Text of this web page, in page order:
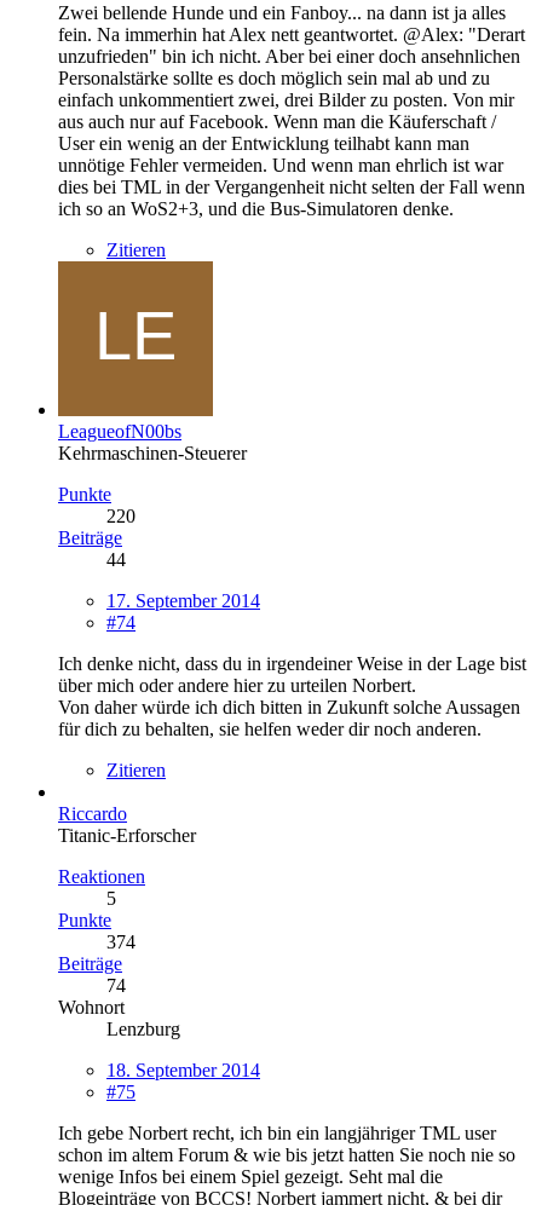
Zwei bellende Hunde und ein Fanboy... na dann ist ja alles
fein. Na immerhin hat Alex nett geantwortet. @Alex: "Derart
unzufrieden" bin ich nicht. Aber bei einer doch ansehnlichen
Personalstärke sollte es doch möglich sein mal ab und zu
einfach unkommentiert zwei, drei Bilder zu posten. Von mir
aus auch nur auf Facebook. Wenn man die Käuferschaft /
User ein wenig an der Entwicklung teilhabt kann man
unnötige Fehler vermeiden. Und wenn man ehrlich ist war
dies bei TML in der Vergangenheit nicht selten der Fall wenn
ich so an WoS2+3, und die Bus-Simulatoren denke.
Zitieren
LeagueofN00bs
Kehrmaschinen-Steuerer
Punkte
220
Beiträge
44
17. September 2014
#74
Ich denke nicht, dass du in irgendeiner Weise in der Lage bist
über mich oder andere hier zu urteilen Norbert.
Von daher würde ich dich bitten in Zukunft solche Aussagen
für dich zu behalten, sie helfen weder dir noch anderen.
Zitieren
Riccardo
Titanic-Erforscher
Reaktionen
5
Punkte
374
Beiträge
74
Wohnort
Lenzburg
18. September 2014
#75
Ich gebe Norbert recht, ich bin ein langjähriger TML user
schon im altem Forum & wie bis jetzt hatten Sie noch nie so
wenige Infos bei einem Spiel gezeigt. Seht mal die
Blogeinträge von BCCS! Norbert jammert nicht, & bei dir